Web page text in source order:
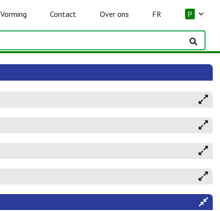
Vorming Contact Over ons FR P